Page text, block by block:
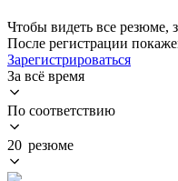
Чтобы видеть все резюме,
После регистрации
Зарегистрироваться
За всё время
По соответствию
20 резюме